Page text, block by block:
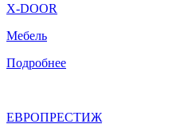
X-DOOR
Мебель
Подробнее
ЕВРОПРЕСТИЖ